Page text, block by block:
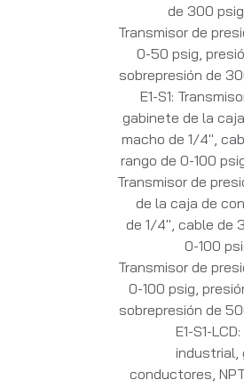
de 300
Transmisor de
0-50 psig,
sobrepresión de
E1-S1:
gabinete de la
macho de 1/4",
rango de 0-100
Transmisor de
de la caja de
de 1/4", cable de
0-100
Transmisor de
0-100 psig,
sobrepresión de
E1-S1-
industrial,
conductores,